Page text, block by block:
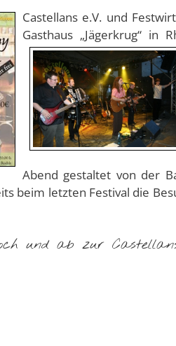
Castellans e.V. und
Gasthaus „Jägerkrug“ in
Abend gestaltet von der
beim letzten Festival die
und ab zur